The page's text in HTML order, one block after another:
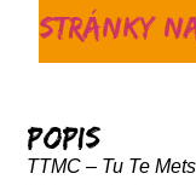
stránky
Popis
TTMC – Tu Te